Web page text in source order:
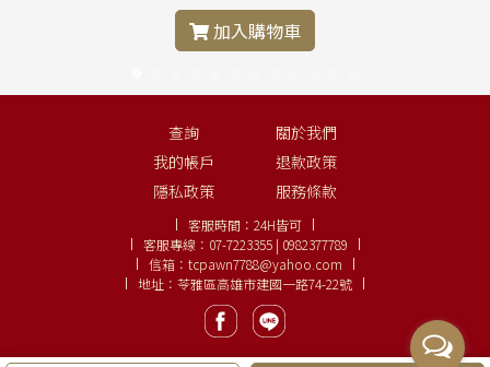
加入購物車
查詢
關於我們
我的帳戶
退款政策
隱私政策
服務條款
客服時間： 24H皆可
客服專線： 07-7223355 | 0982377789
信箱： tcpawn7788@yahoo.com
地址：苓雅區高雄市建國一路74-22號